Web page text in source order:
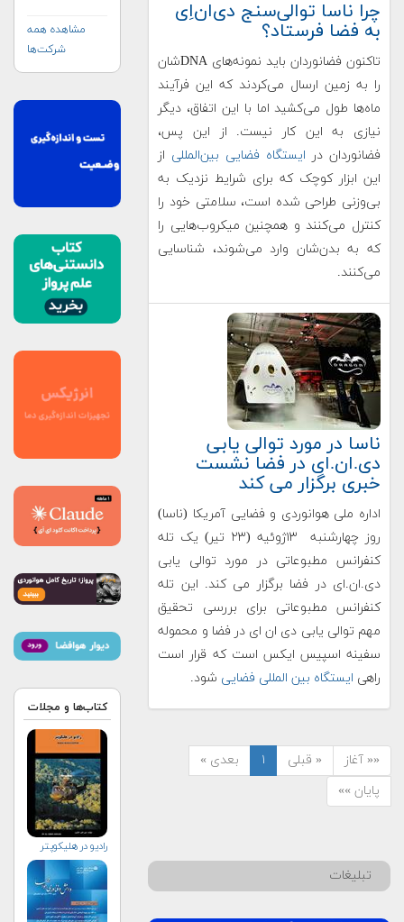
چرا ناسا توالی‌سنج دی‌ان‌اِی
به فضا فرستاد؟
تاکنون فضانوردان باید نمونه‌های DNA‌شان
را به زمین ارسال می‌کردند که این فرآیند
ماه‌ها طول می‌کشید اما با این اتفاق، دیگر
نیازی به این کار نیست. از این پس،
فضانوردان در ایستگاه فضایی بین‌المللی از
این ابزار کوچک که برای شرایط نزدیک به
بی‌وزنی طراحی شده است، سلامتی خود را
کنترل می‌کنند و همچنین میکروب‌هایی را
که به بدن‌شان وارد می‌شوند، شناسایی
می‌کنند.
ناسا در مورد توالی یابی
دی.ان.ای در فضا نشست
خبری برگزار می کند
اداره ملی هوانوردی و فضایی آمریکا (ناسا)
روز چهارشنبه ۱۳ژوئیه (۲۳ تیر) یک تله
کنفرانس مطبوعاتی در مورد توالی یابی
دی.ان.ای در فضا برگزار می کند. این تله
کنفرانس مطبوعاتی برای بررسی تحقیق
مهم توالی یابی دی ان ای در فضا و محموله
سفینه اسپیس ایکس است که قرار است
راهی ایستگاه بین المللی فضایی شود.
«« آغاز « قبلی ۱
بعدی »
پایان »»
تبلیغات
مشاهده همه
شرکت‌ها
کتاب‌ها و مجلات
راديو در هليكوپتر